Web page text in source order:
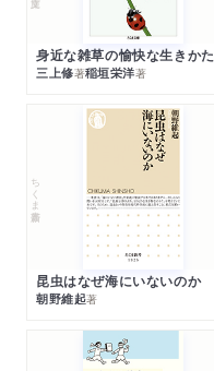
身近な雑草の愉快な生きかた
三上修著稲垣栄洋著
ちくま新書
昆虫はなぜ海にいないのか
朝野維起著